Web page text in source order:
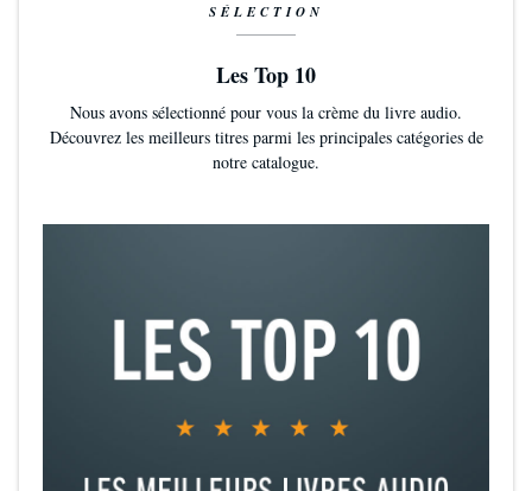
SÉLECTION
Les Top 10
Nous avons sélectionné pour vous la crème du livre audio.
Découvrez les meilleurs titres parmi les principales catégories de
notre catalogue.